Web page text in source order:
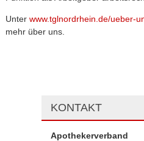
Unter www.tglnordrhein.de/ueber-
mehr über uns.
KONTAKT
Apothekerverband